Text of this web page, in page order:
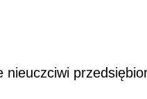
nieuczciwi